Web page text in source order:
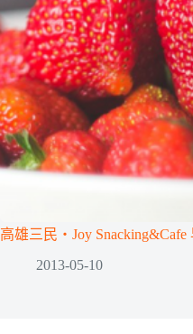
高雄三民‧Joy Snacking&Cafe
2013-05-10